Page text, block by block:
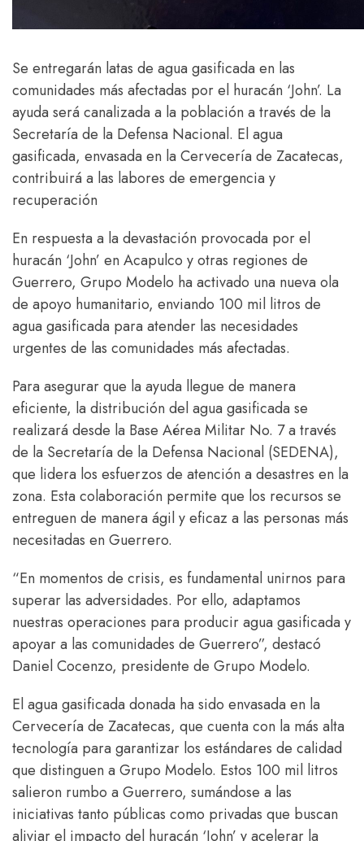
Se entregarán latas de agua gasificada en las
comunidades más afectadas por el huracán ‘John’. La
ayuda será canalizada a la población a través de la
Secretaría de la Defensa Nacional. El agua
gasificada, envasada en la Cervecería de Zacatecas,
contribuirá a las labores de emergencia y
recuperación
En respuesta a la devastación provocada por el
huracán ‘John’ en Acapulco y otras regiones de
Guerrero, Grupo Modelo ha activado una nueva ola
de apoyo humanitario, enviando 100 mil litros de
agua gasificada para atender las necesidades
urgentes de las comunidades más afectadas.
Para asegurar que la ayuda llegue de manera
eficiente, la distribución del agua gasificada se
realizará desde la Base Aérea Militar No. 7 a través
de la Secretaría de la Defensa Nacional (SEDENA),
que lidera los esfuerzos de atención a desastres en la
zona. Esta colaboración permite que los recursos se
entreguen de manera ágil y eficaz a las personas más
necesitadas en Guerrero.
“En momentos de crisis, es fundamental unirnos para
superar las adversidades. Por ello, adaptamos
nuestras operaciones para producir agua gasificada y
apoyar a las comunidades de Guerrero”, destacó
Daniel Cocenzo, presidente de Grupo Modelo.
El agua gasificada donada ha sido envasada en la
Cervecería de Zacatecas, que cuenta con la más alta
tecnología para garantizar los estándares de calidad
que distinguen a Grupo Modelo. Estos 100 mil litros
salieron rumbo a Guerrero, sumándose a las
iniciativas tanto públicas como privadas que buscan
aliviar el impacto del huracán ‘John’ y acelerar la